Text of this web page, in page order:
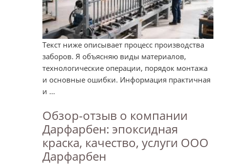
Текст ниже описывает процесс производства
заборов. Я объясняю виды материалов,
технологические операции, порядок монтажа
и основные ошибки. Информация практичная
и ...
Обзор-отзыв о компании
Дарфарбен: эпоксидная
краска, качество, услуги ООО
Дарфарбен